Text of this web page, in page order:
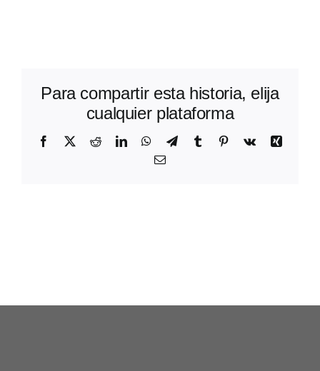
Para compartir esta historia, elija
cualquier plataforma
Facebook
X RedditLinkedInWhatsApp
TelegramTumblr Pinterest
Vk
Xing
Correo